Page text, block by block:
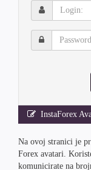
Login:
Password:
InstaForex
Na ovoj stranici je
Forex avatari.
komunicirate na